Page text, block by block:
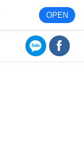
OPEN